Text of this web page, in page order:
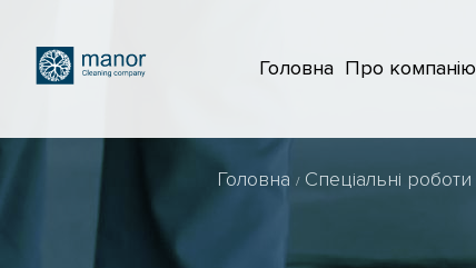
Головна Про компанію
Головна Спеціальні роботи